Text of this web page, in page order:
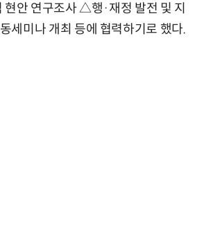
현안 연구조사 △행·재정 발전 및 지
세미나 개최 등에 협력하기로 했다.